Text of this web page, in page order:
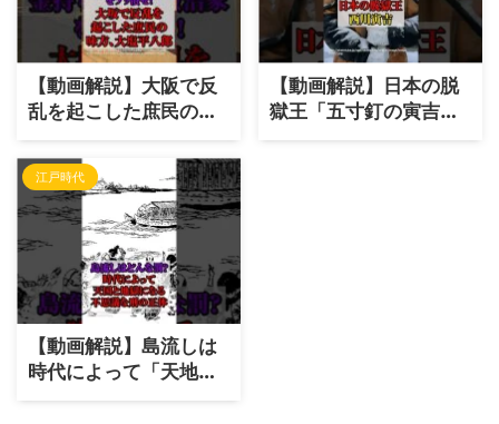
【動画解説】大阪で反
乱を起こした庶民の味
方「大塩平八郎」｜金
持ちと汚職政治家をブ
ッ潰せ！
【動画解説】日本の脱
獄王「五寸釘の寅吉」
｜伝説の脱獄劇と意外
江戸時代
【動画解説】島流しは
時代によって「天地の
差」がある刑罰｜天皇